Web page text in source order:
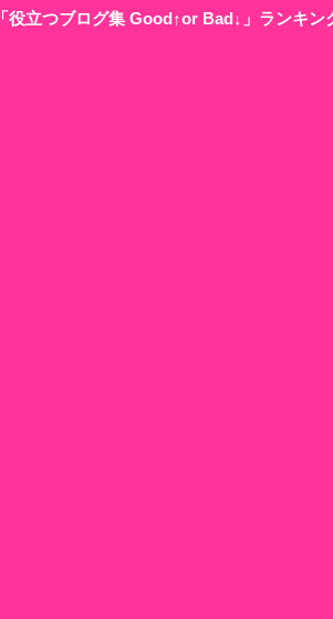
「役立つブログ集 Good↑or Bad↓」ランキ